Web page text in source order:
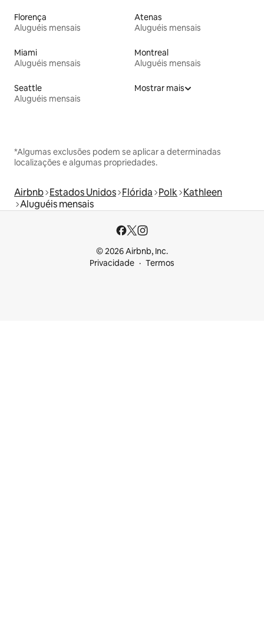
Florença
Aluguéis mensais
Atenas
Aluguéis mensais
Miami
Aluguéis mensais
Montreal
Aluguéis mensais
Seattle
Aluguéis mensais
Mostrar mais
*Algumas exclusões podem se aplicar a determinadas
localizações e algumas propriedades.
Airbnb Estados Unidos Flórida Polk Kathleen
Aluguéis mensais
© 2026 Airbnb, Inc.
Privacidade
Termos